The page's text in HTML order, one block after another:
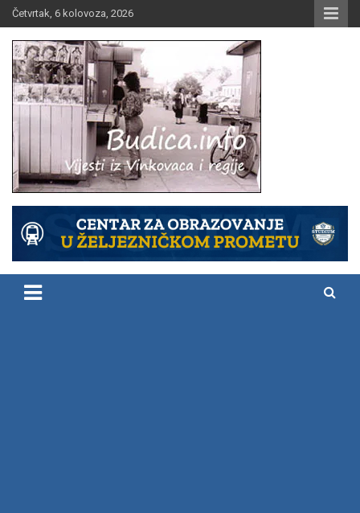
Skip
to
content
Četvrtak, 6 kolovoza, 2026
Budica.info